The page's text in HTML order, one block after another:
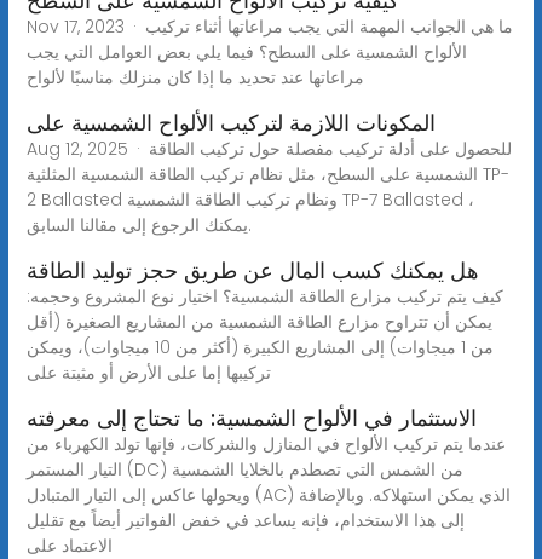
Nov 17, 2023 · ما هي الجوانب المهمة التي يجب مراعاتها أثناء تركيب
الألواح الشمسية على السطح؟ فيما يلي بعض العوامل التي يجب
مراعاتها عند تحديد ما إذا كان منزلك مناسبًا لألواح
المكونات اللازمة لتركيب الألواح الشمسية على
Aug 12, 2025 · للحصول على أدلة تركيب مفصلة حول تركيب الطاقة
الشمسية على السطح، مثل نظام تركيب الطاقة الشمسية المثلثية TP-
2 Ballasted ونظام تركيب الطاقة الشمسية TP-7 Ballasted ،
يمكنك الرجوع إلى مقالنا السابق.
هل يمكنك كسب المال عن طريق حجز توليد الطاقة
كيف يتم تركيب مزارع الطاقة الشمسية؟ اختيار نوع المشروع وحجمه:
يمكن أن تتراوح مزارع الطاقة الشمسية من المشاريع الصغيرة (أقل
من 1 ميجاوات) إلى المشاريع الكبيرة (أكثر من 10 ميجاوات)، ويمكن
تركيبها إما على الأرض أو مثبتة على
الاستثمار في الألواح الشمسية: ما تحتاج إلى معرفته
عندما يتم تركيب الألواح في المنازل والشركات، فإنها تولد الكهرباء من
التيار المستمر (DC) من الشمس التي تصطدم بالخلايا الشمسية
ويحولها عاكس إلى التيار المتبادل (AC) الذي يمكن استهلاكه. وبالإضافة
إلى هذا الاستخدام، فإنه يساعد في خفض الفواتير أيضاً مع تقليل
الاعتماد على